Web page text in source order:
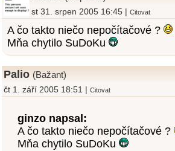
st 31. srpen 2005 16:45 |Citovat
A čo takto niečo nepočítačové ?
Mňa chytilo SuDoKu
Palio (Bažant)
čt 1. září 2005 18:51 | Citovat
ginzo napsal:
A čo takto niečo nepočítačové ?
Mňa chytilo SuDoKu